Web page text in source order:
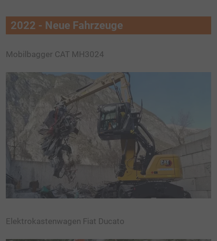
2022 - Neue Fahrzeuge
Mobilbagger CAT MH3024
Elektrokastenwagen Fiat Ducato